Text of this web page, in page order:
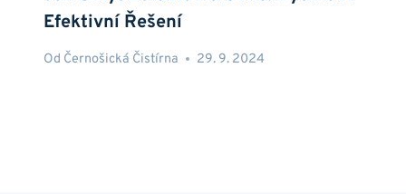
Efektivní Řešení
Od Černošická Čistírna 29. 9. 2024